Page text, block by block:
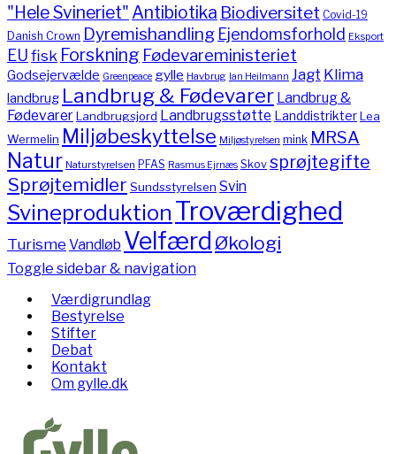
"Hele Svineriet" Antibiotika Biodiversitet Covid-19
Danish Crown Dyremishandling Ejendomsforhold Eksport
EUfisk Forskning Fødevareministeriet
Godsejervælde Greenpeace gylle Havbrug Ian Heilmann Jagt Klima
landbrug Landbrug & Fødevarer Landbrug &
FødevarerLandbrugsjord Landbrugsstøtte LanddistrikterLea
Wermelin Miljøbeskyttelse Miljøstyrelsen mink MRSA
Natur Naturstyrelsen PFAS Rasmus Ejrnæs Skov sprøjtegifte
Sprøjtemidler Sundsstyrelsen Svin
Svineproduktion Troværdighed
TurismeVandløb Velfærd Økologi
Toggle sidebar & navigation
Værdigrundlag
Bestyrelse
Stifter
Debat
Kontakt
Om gylle.dk